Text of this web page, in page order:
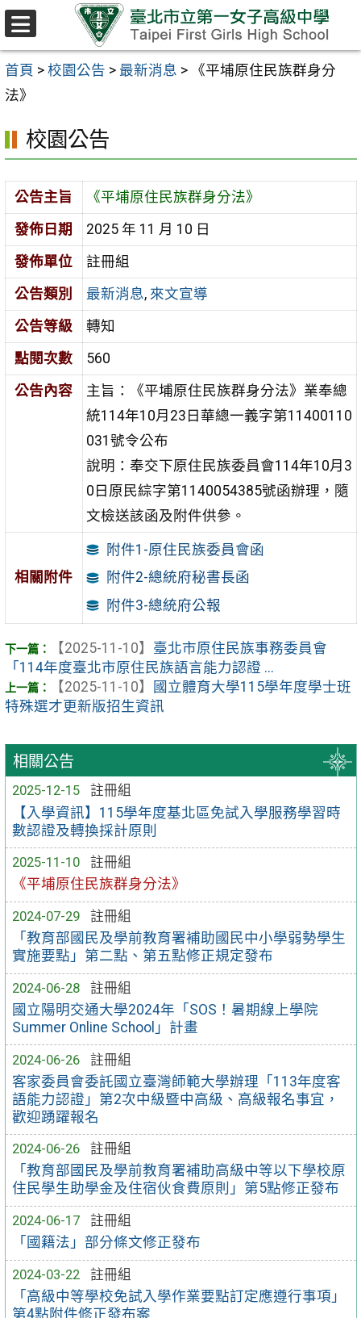
跳至主要內容區
首頁 > 校園公告 > 最新消息 >
《平埔原住民族群身分
法》
相關公告
2025-12-15
註冊組
【入學資訊】115學年度基北區免試入學服務學習時
數認證及轉換採計原則
2025-11-10
註冊組
《平埔原住民族群身分法》
2024-07-29
註冊組
「教育部國民及學前教育署補助國民中小學弱勢學生
實施要點」第二點、第五點修正規定發布
2024-06-28
註冊組
國立陽明交通大學2024年「SOS！暑期線上學院
Summer Online School」計畫
2024-06-26
註冊組
客家委員會委託國立臺灣師範大學辦理「113年度客
語能力認證」第2次中級暨中高級、高級報名事宜，
歡迎踴躍報名
2024-06-26
註冊組
「教育部國民及學前教育署補助高級中等以下學校原
住民學生助學金及住宿伙食費原則」第5點修正發布
2024-06-17
註冊組
「國籍法」部分條文修正發布
2024-03-22
註冊組
「高級中等學校免試入學作業要點訂定應遵行事項」
第4點附件修正發布案
校園公告
公告主旨
《平埔原住民族群身分法》
發佈日期
2025 年 11 月 10 日
發佈單位
註冊組
公告類別
最新消息, 來文宣導
公告等級
轉知
點閱次數
560
公告內容
主旨：《平埔原住民族群身分法》業奉總
統114年10月23日華總一義字第11400110
031號令公布
說明：奉交下原住民族委員會114年10月3
0日原民綜字第1140054385號函辦理，隨
文檢送該函及附件供參。
相關附件
附件1-原住民族委員會函
附件2-總統府秘書長函
附件3-總統府公報
【2025-11-10】 臺北市原住民族事務委員會
「114年度臺北市原住民族語言能力認證 ...
【2025-11-10】
國立體育大學115學年度學士班
特殊選才更新版招生資訊
選
單